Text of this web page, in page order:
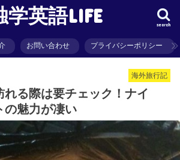
学英語LIFE search
お問い合わせ プライバシーポリシー
海外旅行記
れる際は要チェック！ナイ
の魅力が凄い